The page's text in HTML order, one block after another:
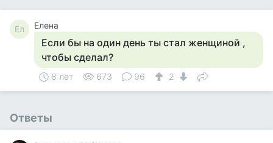
Ел Елена
Если бы на один день ты стал женщиной ,
чтобы сделал?
8 лет 673 96 2
Ответы